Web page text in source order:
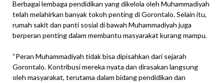
Berbagai lembaga pendidikan yang dikelola oleh Muhammadiyah
telah melahirkan banyak tokoh penting di Gorontalo. Selain itu,
rumah sakit dan panti sosial di bawah Muhammadiyah juga
berperan penting dalam membantu masyarakat kurang mampu.
“Peran Muhammadiyah tidak bisa dipisahkan dari sejarah
Gorontalo. Kontribusi mereka nyata dan dirasakan langsung
oleh masyarakat, terutama dalam bidang pendidikan dan